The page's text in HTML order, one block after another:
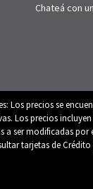
Chateá con
Los precios se
Los precios
ser modificadas
tarjetas de